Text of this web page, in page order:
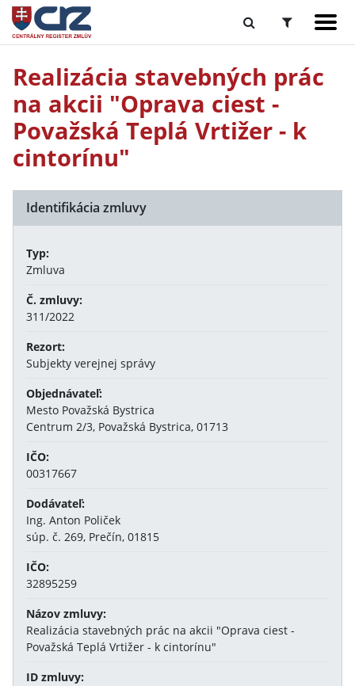
Realizácia stavebných prác
na akcii "Oprava ciest -
Považská Teplá Vrtižer - k
cintorínu"
Identifikácia zmluvy
Typ:
Zmluva
Č. zmluvy:
311/2022
Rezort:
Subjekty verejnej správy
Objednávateľ:
Mesto Považská Bystrica
Centrum 2/3, Považská Bystrica, 01713
IČO:
00317667
Dodávateľ:
Ing. Anton Poliček
súp. č. 269, Prečín, 01815
IČO:
32895259
Názov zmluvy:
Realizácia stavebných prác na akcii "Oprava ciest -
Považská Teplá Vrtižer - k cintorínu"
ID zmluvy: